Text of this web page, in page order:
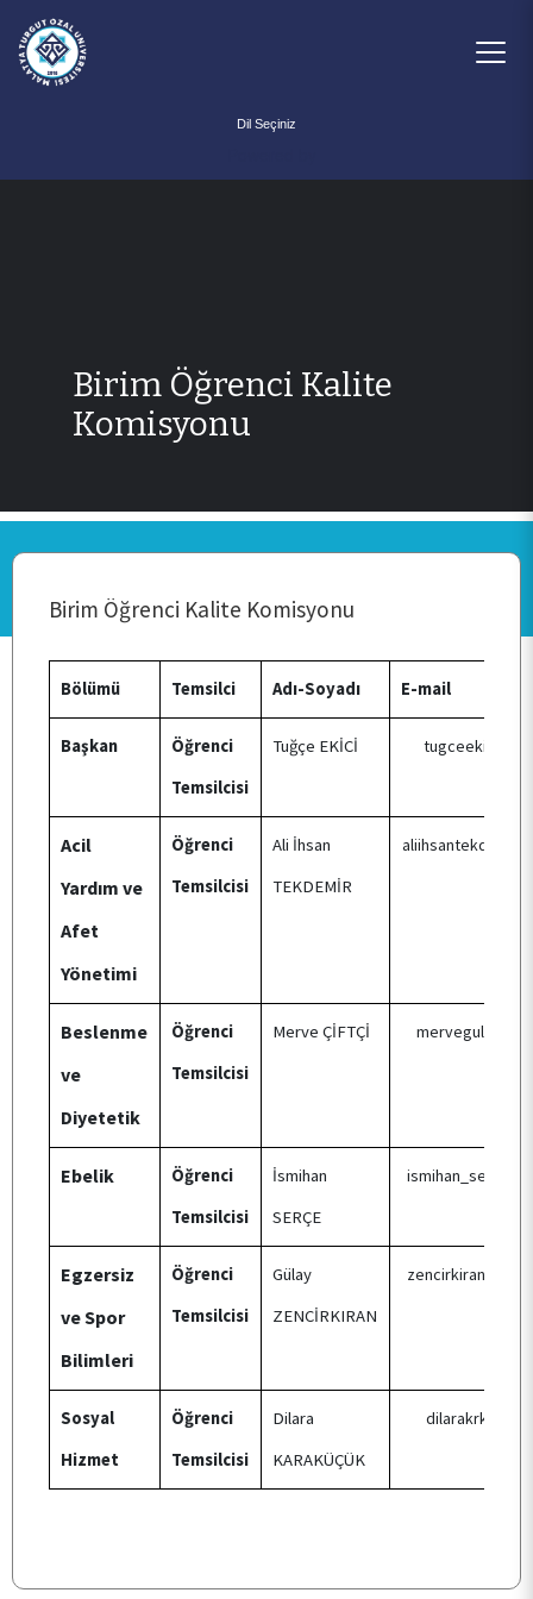
ANA SAYFA
KURUMSAL
PERSONEL
BÖLÜMLER
ÖĞRENCİ
KALİTE
TOPLUMSAL KATKI
İLETİŞİM
Birim Öğrenci Kalite
Komisyonu
Birim Öğrenci Kalite Komisyonu
Bölümü Temsilci Adı-Soyadı E-mail
Başkan
Öğrenci
Temsilcisi
Tuğçe EKİCİ
Acil
Yardım ve
Afet
Yönetimi
Öğrenci
Temsilcisi
Ali İhsan
TEKDEMİR
Beslenme
ve
Diyetetik
Öğrenci
Temsilcisi
Merve ÇİFTÇİ
Ebelik
Öğrenci
Temsilcisi
İsmihan
SERÇE
Egzersiz
ve Spor
Bilimleri
Öğrenci
Temsilcisi
Gülay
ZENCİRKIRAN
Sosyal
Hizmet
Öğrenci
Temsilcisi
Dilara
KARAKÜÇÜK